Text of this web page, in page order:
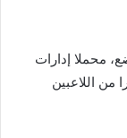
محملا إدارات
من اللاعبين